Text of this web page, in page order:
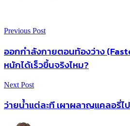
Previous Post
ออกกำลังกายตอนท้องว่าง
หนักได้เร็วขึ้นจริงไหม?
Next Post
ว่ายน้ำแต่ละที เผาผลาญแคลอรี่ไป